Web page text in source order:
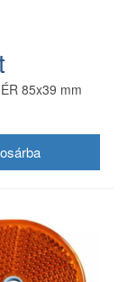
85x39 mm